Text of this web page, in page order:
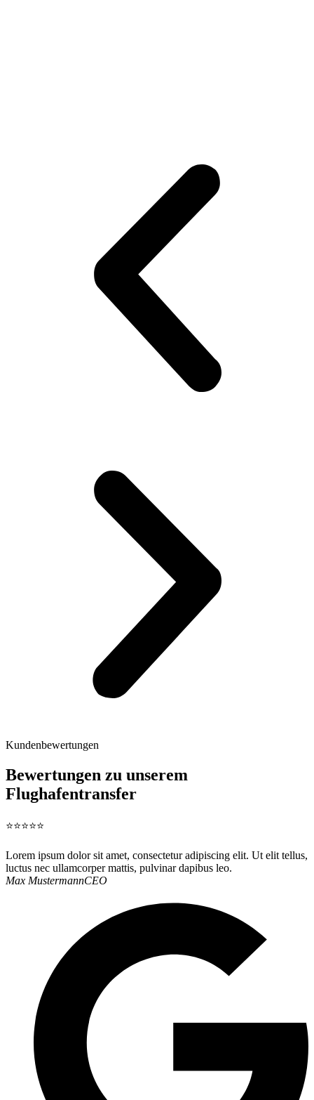
Kundenbewertungen
Bewertungen zu unserem
Flughafentransfer
⭐⭐⭐⭐⭐
Lorem ipsum dolor sit amet, consectetur adipiscing elit. Ut elit tellus,
luctus nec ullamcorper mattis, pulvinar dapibus leo.
Max MustermannCEO